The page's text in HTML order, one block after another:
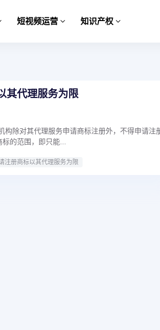
短视频运营 知识产权
其代理服务为限
构除对其代理服务申请商标注册外，不得申请注
的范围，即只能...
注册商标以其代理服务为限